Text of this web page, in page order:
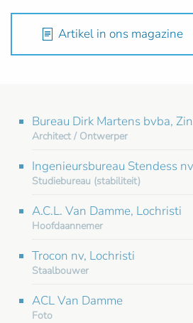
Artikel in ons magazine
Bureau Dirk Martens bvba,
Architect / Ontwerper
Ingenieursbureau Stendess
Studiebureau (stabiliteit)
A.C.L. Van Damme, Lochristi
Hoofdaannemer
Trocon nv, Lochristi
Staalbouwer
ACL Van Damme
Foto